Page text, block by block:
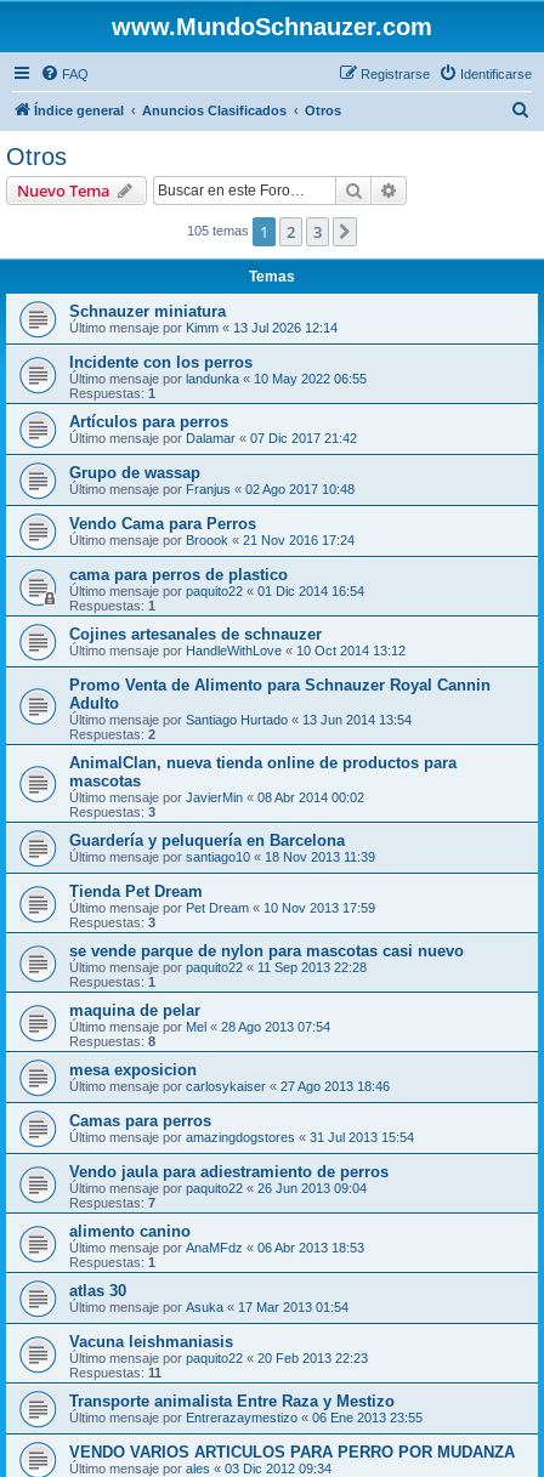
www.MundoSchnauzer.com
FAQ Identificarse
Registrarse
Índice general Anuncios Clasificados Otros
Otros
Nuevo Tema Buscar
105 temas 1 2 3
Temas
Schnauzer miniatura
Último mensaje por Kimm « 13 Jul 2026 12:14
Incidente con los perros
Último mensaje por landunka « 10 May 2022 06:55
Respuestas: 1
Artículos para perros
Último mensaje por Dalamar « 07 Dic 2017 21:42
Grupo de wassap
Último mensaje por Franjus « 02 Ago 2017 10:48
Vendo Cama para Perros
Último mensaje por Broook « 21 Nov 2016 17:24
cama para perros de plastico
Último mensaje por paquito22 « 01 Dic 2014 16:54
Respuestas: 1
Cojines artesanales de schnauzer
Último mensaje por HandleWithLove « 10 Oct 2014 13:12
Promo Venta de Alimento para Schnauzer Royal Cannin
Adulto
Último mensaje por Santiago Hurtado « 13 Jun 2014 13:54
Respuestas: 2
AnimalClan, nueva tienda online de productos para
mascotas
Último mensaje por JavierMin « 08 Abr 2014 00:02
Respuestas: 3
Guardería y peluquería en Barcelona
Último mensaje por santiago10 « 18 Nov 2013 11:39
Tienda Pet Dream
Último mensaje por Pet Dream « 10 Nov 2013 17:59
Respuestas: 3
se vende parque de nylon para mascotas casi nuevo
Último mensaje por paquito22 « 11 Sep 2013 22:28
Respuestas: 1
maquina de pelar
Último mensaje por Mel « 28 Ago 2013 07:54
Respuestas: 8
mesa exposicion
Último mensaje por carlosykaiser « 27 Ago 2013 18:46
Camas para perros
Último mensaje por amazingdogstores « 31 Jul 2013 15:54
Vendo jaula para adiestramiento de perros
Último mensaje por paquito22 « 26 Jun 2013 09:04
Respuestas: 7
alimento canino
Último mensaje por AnaMFdz « 06 Abr 2013 18:53
Respuestas: 1
atlas 30
Último mensaje por Asuka « 17 Mar 2013 01:54
Vacuna leishmaniasis
Último mensaje por paquito22 « 20 Feb 2013 22:23
Respuestas: 11
Transporte animalista Entre Raza y Mestizo
Último mensaje por Entrerazaymestizo « 06 Ene 2013 23:55
VENDO VARIOS ARTICULOS PARA PERRO POR MUDANZA
Último mensaje por ales « 03 Dic 2012 09:34